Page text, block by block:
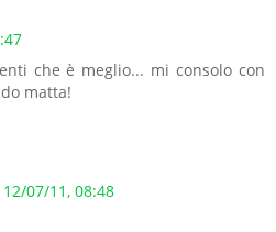
che è meglio... mi consolo con
matta!
12/07/11, 08:48